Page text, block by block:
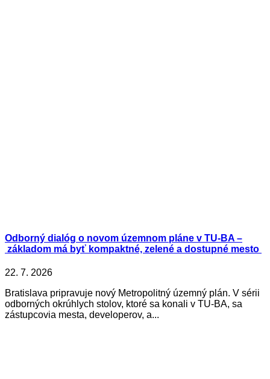
Odborný dialóg o novom územnom pláne v TU-BA –
základom má byť kompaktné, zelené a dostupné mesto
22. 7. 2026
Bratislava pripravuje nový Metropolitný územný plán. V sérii
odborných okrúhlych stolov, ktoré sa konali v TU-BA, sa
zástupcovia mesta, developerov, a...